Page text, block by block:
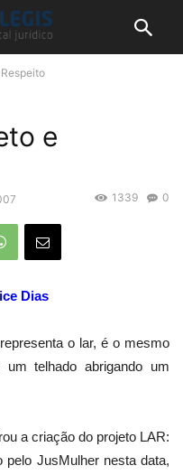
e
0
1339
Dias
o lar, é o mesmo
telhado abrigando um
criação do projeto LAR:
pelo JusMulher nesta data,